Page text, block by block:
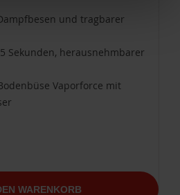
und tragbarer
Sekunden, herausnehmbarer
Vaporforce mit
WARENKORB